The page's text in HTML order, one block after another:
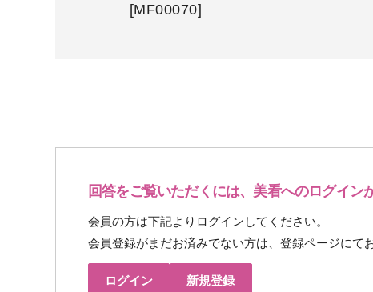
[MF00070]
回答をご覧いただくには、美看へのログイン
会員の方は下記よりログインしてください。
会員登録がまだお済みでない方は、登録ページにて
ログイン 新規登録